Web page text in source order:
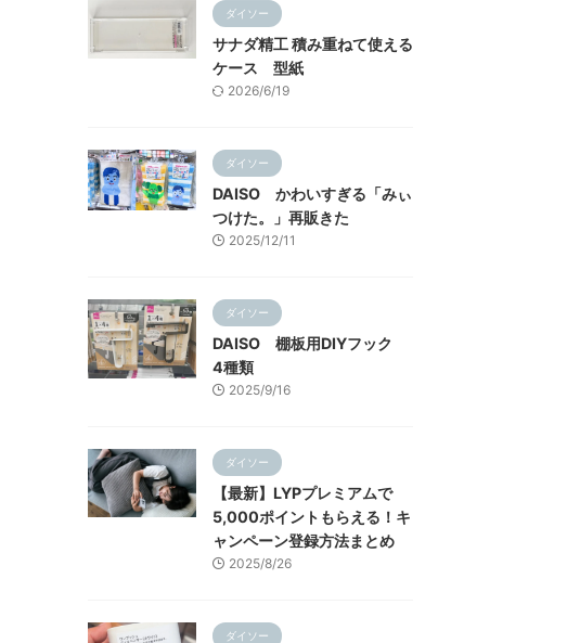
ダイソー
サナダ精工 積み重ねて使える
ケース 型紙
2026/6/19
ダイソー
DAISO かわいすぎる「みぃ
つけた。」再販きた
2025/12/11
ダイソー
DAISO 棚板用DIYフック
4種類
2025/9/16
ダイソー
【最新】LYPプレミアムで
5,000ポイントもらえる！キ
ャンペーン登録方法まとめ
2025/8/26
ダイソー